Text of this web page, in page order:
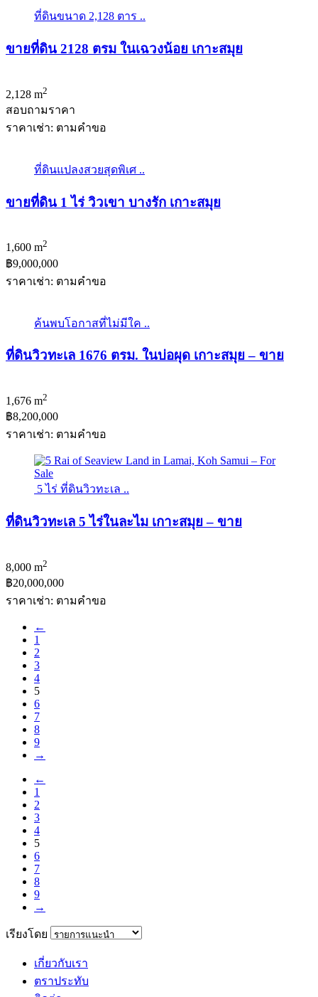
ที่ดินขนาด 2,128 ตาร ..
ขายที่ดิน 2128 ตรม ในเฉวงน้อย เกาะสมุย
2,128 m2
สอบถามราคา
ราคาเช่า: ตามคําขอ
ที่ดินแปลงสวยสุดพิเศ ..
ขายที่ดิน 1 ไร่ วิวเขา บางรัก เกาะสมุย
1,600 m2
฿9,000,000
ราคาเช่า: ตามคําขอ
ค้นพบโอกาสที่ไม่มีใค ..
ที่ดินวิวทะเล 1676 ตรม. ในบ่อผุด เกาะสมุย – ขาย
1,676 m2
฿8,200,000
ราคาเช่า: ตามคําขอ
5 ไร่ ที่ดินวิวทะเล ..
ที่ดินวิวทะเล 5 ไร่ในละไม เกาะสมุย – ขาย
8,000 m2
฿20,000,000
ราคาเช่า: ตามคําขอ
←
1
2
3
4
5
6
7
8
9
→
←
1
2
3
4
5
6
7
8
9
→
เรียงโดย
เกี่ยวกับเรา
ตราประทับ